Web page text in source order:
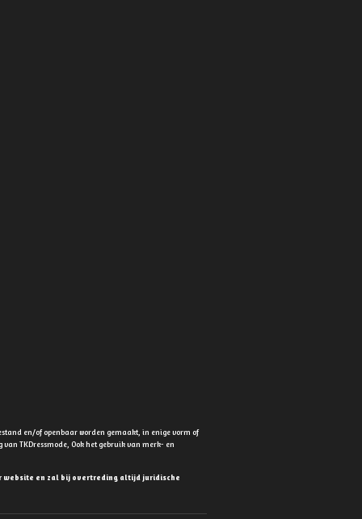
en/of openbaar worden gemaakt, in enige vorm of
TKDressmode, Ook het gebruik van merk- en
website en zal bij overtreding altijd juridische